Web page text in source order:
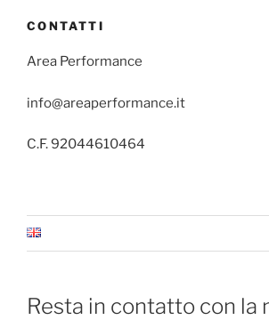
CONTATTI
Area Performance
info@areaperformance.it
C.F. 92044610464
Resta in contatto con la